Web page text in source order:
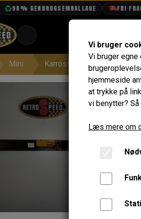
98% GENBRUGSEMBALLAGE FRI
Mini Karrosseri Bund
På lager
Vi bruger
Vi bruger
hjemmeside
at trykke på
vi benytter?
Læs mere om